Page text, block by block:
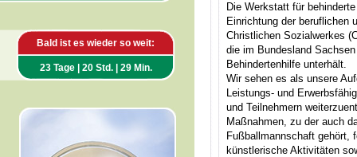
Bald ist es wieder so weit:
23 Tage | 20 Std. | 29 Min.
Die Werkstatt für
Einrichtung der beruflichen
Christlichen Sozialwerkes
die im Bundesland
Behindertenhilfe unterhält.
Wir sehen es als unsere
Leistungs- und
und Teilnehmern
Maßnahmen, zu der auch
Fußballmannschaft gehört,
künstlerische Aktivitäten